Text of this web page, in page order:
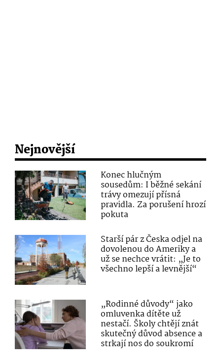
Nejnovější
Konec hlučným
sousedům: I běžné sekání
trávy omezují přísná
pravidla. Za porušení hrozí
pokuta
Starší pár z Česka odjel na
dovolenou do Ameriky a
už se nechce vrátit: „Je to
všechno lepší a levnější“
„Rodinné důvody“ jako
omluvenka dítěte už
nestačí. Školy chtějí znát
skutečný důvod absence a
strkají nos do soukromí